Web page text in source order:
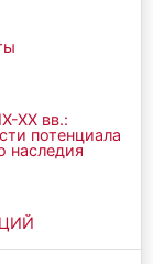
ХХ вв.:
потенциала
наследия